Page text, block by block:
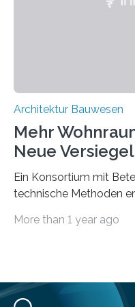
Architektur Bauwesen
Mehr
Neue
Ein Konsortium mit
technische Methoden
Holzkonstruktionen auf
schwer unter einen Hut
More than 1 year ago